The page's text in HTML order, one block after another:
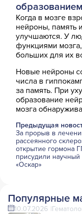
Когда в мозге
нейроны, память
улучшаются. У
функциями
больших для их
Новые нейроны
числа в
за память. При
образование
мозга
Предыдущая
За прорыв в
рассеянного
открытие гормона
присудили научный
«Оскар»
Популярные
10.07.2026